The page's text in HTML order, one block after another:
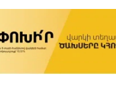
новую карту